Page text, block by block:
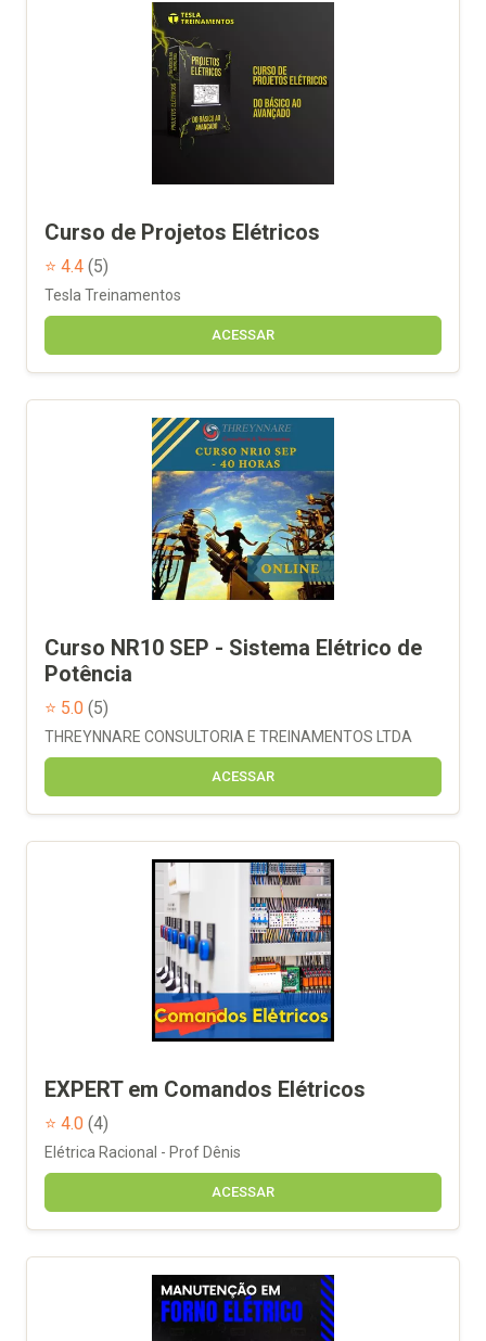
Curso de Projetos Elétricos
⭐ 4.4 (5)
Tesla Treinamentos
ACESSAR
Curso NR10 SEP - Sistema Elétrico de
Potência
⭐ 5.0 (5)
THREYNNARE CONSULTORIA E TREINAMENTOS LTDA
ACESSAR
EXPERT em Comandos Elétricos
⭐ 4.0 (4)
Elétrica Racional - Prof Dênis
ACESSAR